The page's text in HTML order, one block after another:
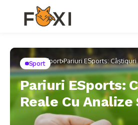
Home Sport Pariuri ESports:
Sport
Pariuri ESports:
Reale Cu